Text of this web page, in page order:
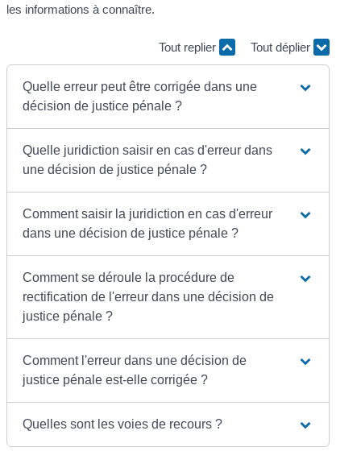
les informations à connaître.
Tout replier Tout déplier
Quelle erreur peut être corrigée dans une
décision de justice pénale ?
Quelle juridiction saisir en cas d'erreur dans
une décision de justice pénale ?
Comment saisir la juridiction en cas d'erreur
dans une décision de justice pénale ?
Comment se déroule la procédure de
rectification de l'erreur dans une décision de
justice pénale ?
Comment l'erreur dans une décision de
justice pénale est-elle corrigée ?
Quelles sont les voies de recours ?